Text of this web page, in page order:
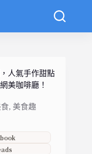
人氣手作甜點
美咖啡廳！
, 美食趣